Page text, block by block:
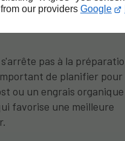
from our providers Google
s'arrête pas à la
de planifier pour
ou un engrais
favorise une meilleure